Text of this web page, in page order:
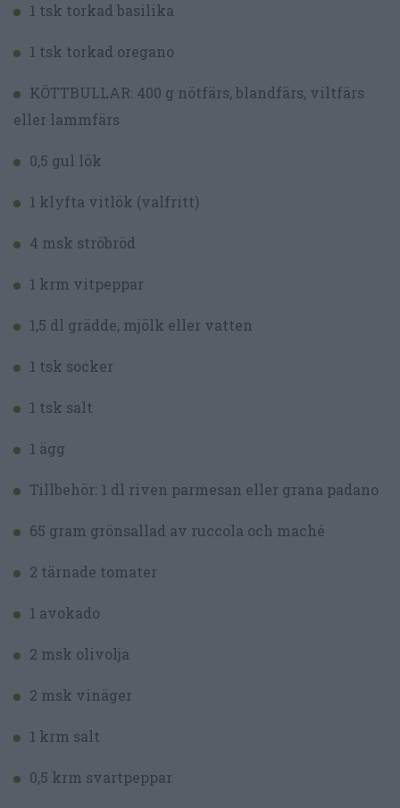
1 tsk torkad basilika
1 tsk torkad oregano
KÖTTBULLAR: 400 g nötfärs, blandfärs, viltfärs
eller lammfärs
0,5 gul lök
1 klyfta vitlök (valfritt)
4 msk ströbröd
1 krm vitpeppar
1,5 dl grädde, mjölk eller vatten
1 tsk socker
1 tsk salt
1 ägg
Tillbehör: 1 dl riven parmesan eller grana padano
65 gram grönsallad av ruccola och maché
2 tärnade tomater
1 avokado
2 msk olivolja
2 msk vinäger
1 krm salt
0,5 krm svartpeppar